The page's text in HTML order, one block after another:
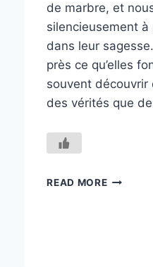
de marbre, et
silencieusement
dans leur
près ce qu’elles
souvent découvrir
des vérités que
READ MORELA